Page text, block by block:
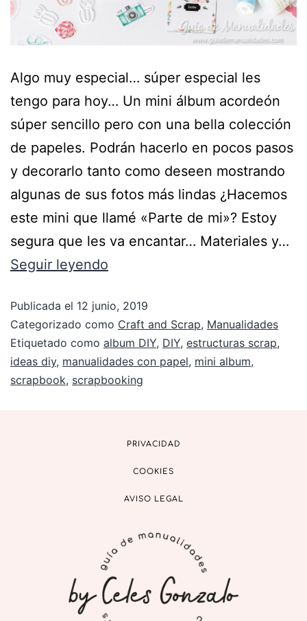
Algo muy especial… súper especial les
tengo para hoy… Un mini álbum acordeón
súper sencillo pero con una bella colección
de papeles. Podrán hacerlo en pocos pasos
y decorarlo tanto como deseen mostrando
algunas de sus fotos más lindas ¿Hacemos
este mini que llamé «Parte de mi»? Estoy
segura que les va encantar… Materiales y…
Seguir leyendo
Publicada el 12 junio, 2019
Categorizado como Craft and Scrap, Manualidades
Etiquetado como album DIY, DIY, estructuras scrap,
ideas diy, manualidades con papel, mini album,
scrapbook, scrapbooking
PRIVACIDAD
COOKIES
AVISO LEGAL